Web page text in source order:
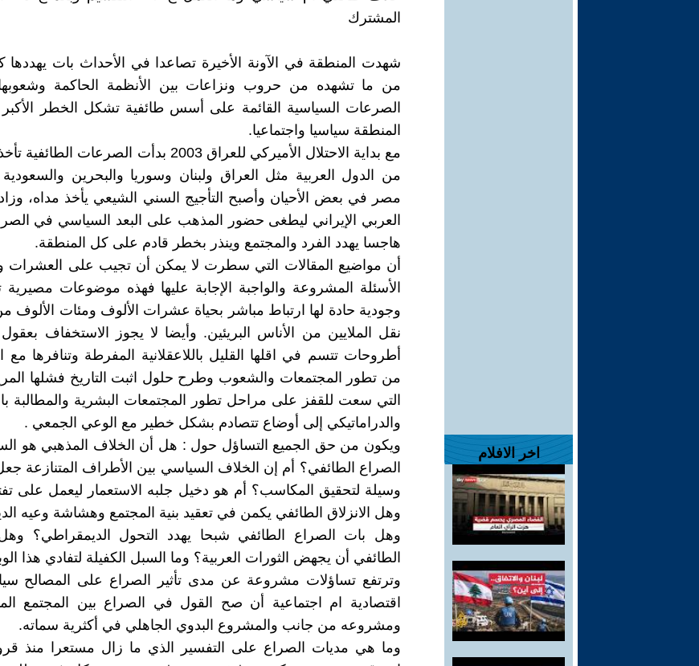
اخر الافلام
المشترك
شهدت المنطقة في الآونة الأخيرة تصاعدا في الأحداث بات يهددها
من ما تشهده من حروب ونزاعات بين الأنظمة الحاكمة
الصرعات السياسية القائمة على أسس طائفية تشكل الخطر
المنطقة سياسيا واجتماعيا.
مع بداية الاحتلال الأميركي للعراق 2003 بدأت
من الدول العربية مثل العراق ولبنان وسوريا والبحرين
مصر في بعض الأحيان وأصبح التأجيج السني الشيعي يأخذ مداه،
العربي الإيراني ليطغى حضور المذهب على البعد السياسي في
هاجسا يهدد الفرد والمجتمع وينذر بخطر قادم على كل المنطقة.
أن مواضيع المقالات التي سطرت لا يمكن أن تجيب على
الأسئلة المشروعة والواجبة الإجابة عليها فهذه موضوعات
وجودية حادة لها ارتباط مباشر بحياة عشرات الألوف ومئات الألوف
نقل الملايين من الأناس البريئين. وأيضا لا يجوز الاستخفاف
أطروحات تتسم في اقلها القليل باللاعقلانية المفرطة وتنافرها مع
من تطور المجتمعات والشعوب وطرح حلول اثبت التاريخ فشلها
التي سعت للقفز على مراحل تطور المجتمعات البشرية والمطالبة
والدراماتيكي إلى أوضاع تتصادم بشكل خطير مع الوعي الجمعي .
ويكون من حق الجميع التساؤل حول : هل أن الخلاف المذهبي هو
الصراع الطائفي؟ أم إن الخلاف السياسي بين الأطراف المتنازعة
وسيلة لتحقيق المكاسب؟ أم هو دخيل جلبه الاستعمار ليعمل على
وهل الانزلاق الطائفي يكمن في تعقيد بنية المجتمع وهشاشة وعيه
وهل بات الصراع الطائفي شبحا يهدد التحول الديمقراطي؟ وهل
الطائفي أن يجهض الثورات العربية؟ وما السبل الكفيلة لتفادي هذا
وترتفع تساؤلات مشروعة عن مدى تأثير الصراع على المصالح
اقتصادية ام اجتماعية أن صح القول في الصراع بين المجتمع
ومشروعه من جانب والمشروع البدوي الجاهلي في أكثرية سماته.
وما هي مديات الصراع على التفسير الذي ما زال مستعرا منذ